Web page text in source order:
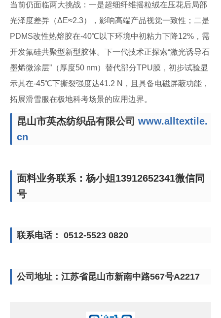
当前仍面临两大挑战：一是超细纤维摇粒绒在压花后局部
光泽度差异（ΔE≈2.3），影响高端产品视觉一致性；二是
PDMS改性热熔胶在-40℃以下环境中初粘力下降12%，需
开发氟硅共聚型新型胶体。下一代技术正探索“激光诱导石
墨烯微涂层”（厚度50 nm）替代部分TPU膜，初步试验显
示其在-45℃下撕裂强度达41.2 N，且具备电磁屏蔽功能，
拓展滑雪服在极地科考场景的应用边界。
昆山市英杰纺织品有限公司 www.alltextile.
cn
面料业务联系：杨小姐13912652341微信同
号
联系电话： 0512-5523 0820
公司地址：江苏省昆山市新南中路567号A2217